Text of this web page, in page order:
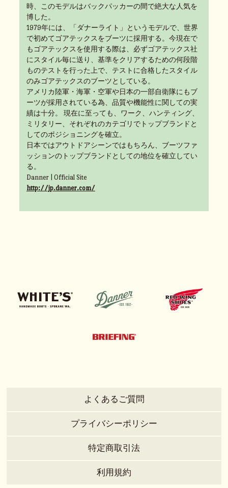
時、このモデルはバックパッカーの間で絶大な人気を
博した。
1979年には、「ダナーライト」というモデルで、世界
で初めてゴアテックスをブーツに採用する。今現在で
もゴアテックスを使用する際は、必ずゴアテックス社
にスタイル毎に送り、基準をクリアするための何段階
ものテストを行った上で、テストに合格したスタイル
のみゴアテックスのブーツとしている。
アメリカ陸軍・海軍・空軍や日本の一部自衛隊にもブ
ーツが採用されている為、品質や機能性に関しての実
績は十分。 現在に至っても、ワーク、ハンティング、
ミリタリー、それぞれのカテゴリでトップブランドと
してのポジショニングを確立。
日本ではアウトドアシーンではもちろん、ブーツファ
ッションのトップブランドとしての地位を確立してい
る。
Danner | Official Site
http://jp.danner.com/
よくあるご質問
プライバシーポリシー
特定商取引法
利用規約